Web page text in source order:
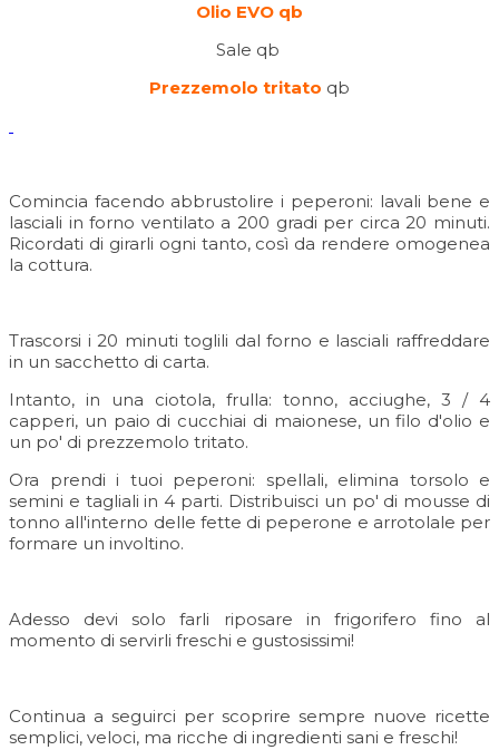
Olio EVO qb
Sale qb
Prezzemolo tritato qb
Comincia facendo abbrustolire i peperoni: lavali bene e
lasciali in forno ventilato a 200 gradi per circa 20 minuti.
Ricordati di girarli ogni tanto, così da rendere omogenea
la cottura.
Trascorsi i 20 minuti toglili dal forno e lasciali raffreddare
in un sacchetto di carta.
Intanto, in una ciotola, frulla: tonno, acciughe, 3 / 4
capperi, un paio di cucchiai di maionese, un filo d'olio e
un po' di prezzemolo tritato.
Ora prendi i tuoi peperoni: spellali, elimina torsolo e
semini e tagliali in 4 parti. Distribuisci un po' di mousse di
tonno all'interno delle fette di peperone e arrotolale per
formare un involtino.
Adesso devi solo farli riposare in frigorifero fino al
momento di servirli freschi e gustosissimi!
Continua a seguirci per scoprire sempre nuove ricette
semplici, veloci, ma ricche di ingredienti sani e freschi!